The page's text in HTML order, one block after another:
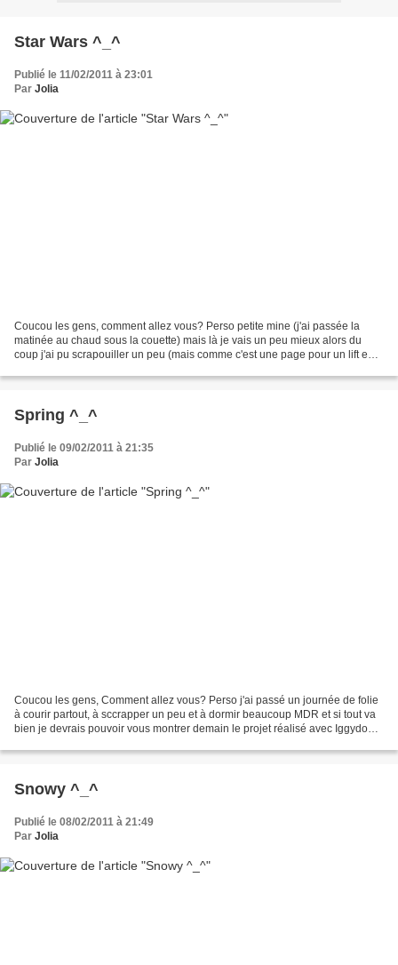
Star Wars ^_^
Publié le 11/02/2011 à 23:01
Par Jolia
Coucou les gens, comment allez vous? Perso petite mine (j'ai passée la
matinée au chaud sous la couette) mais là je vais un peu mieux alors du
coup j'ai pu scrapouiller un peu (mais comme c'est une page pour un lift en
Spring ^_^
Publié le 09/02/2011 à 21:35
Par Jolia
Coucou les gens, Comment allez vous? Perso j'ai passé un journée de folie
à courir partout, à sccrapper un peu et à dormir beaucoup MDR et si tout va
bien je devrais pouvoir vous montrer demain le projet réalisé avec Iggydodie
Snowy ^_^
Publié le 08/02/2011 à 21:49
Par Jolia